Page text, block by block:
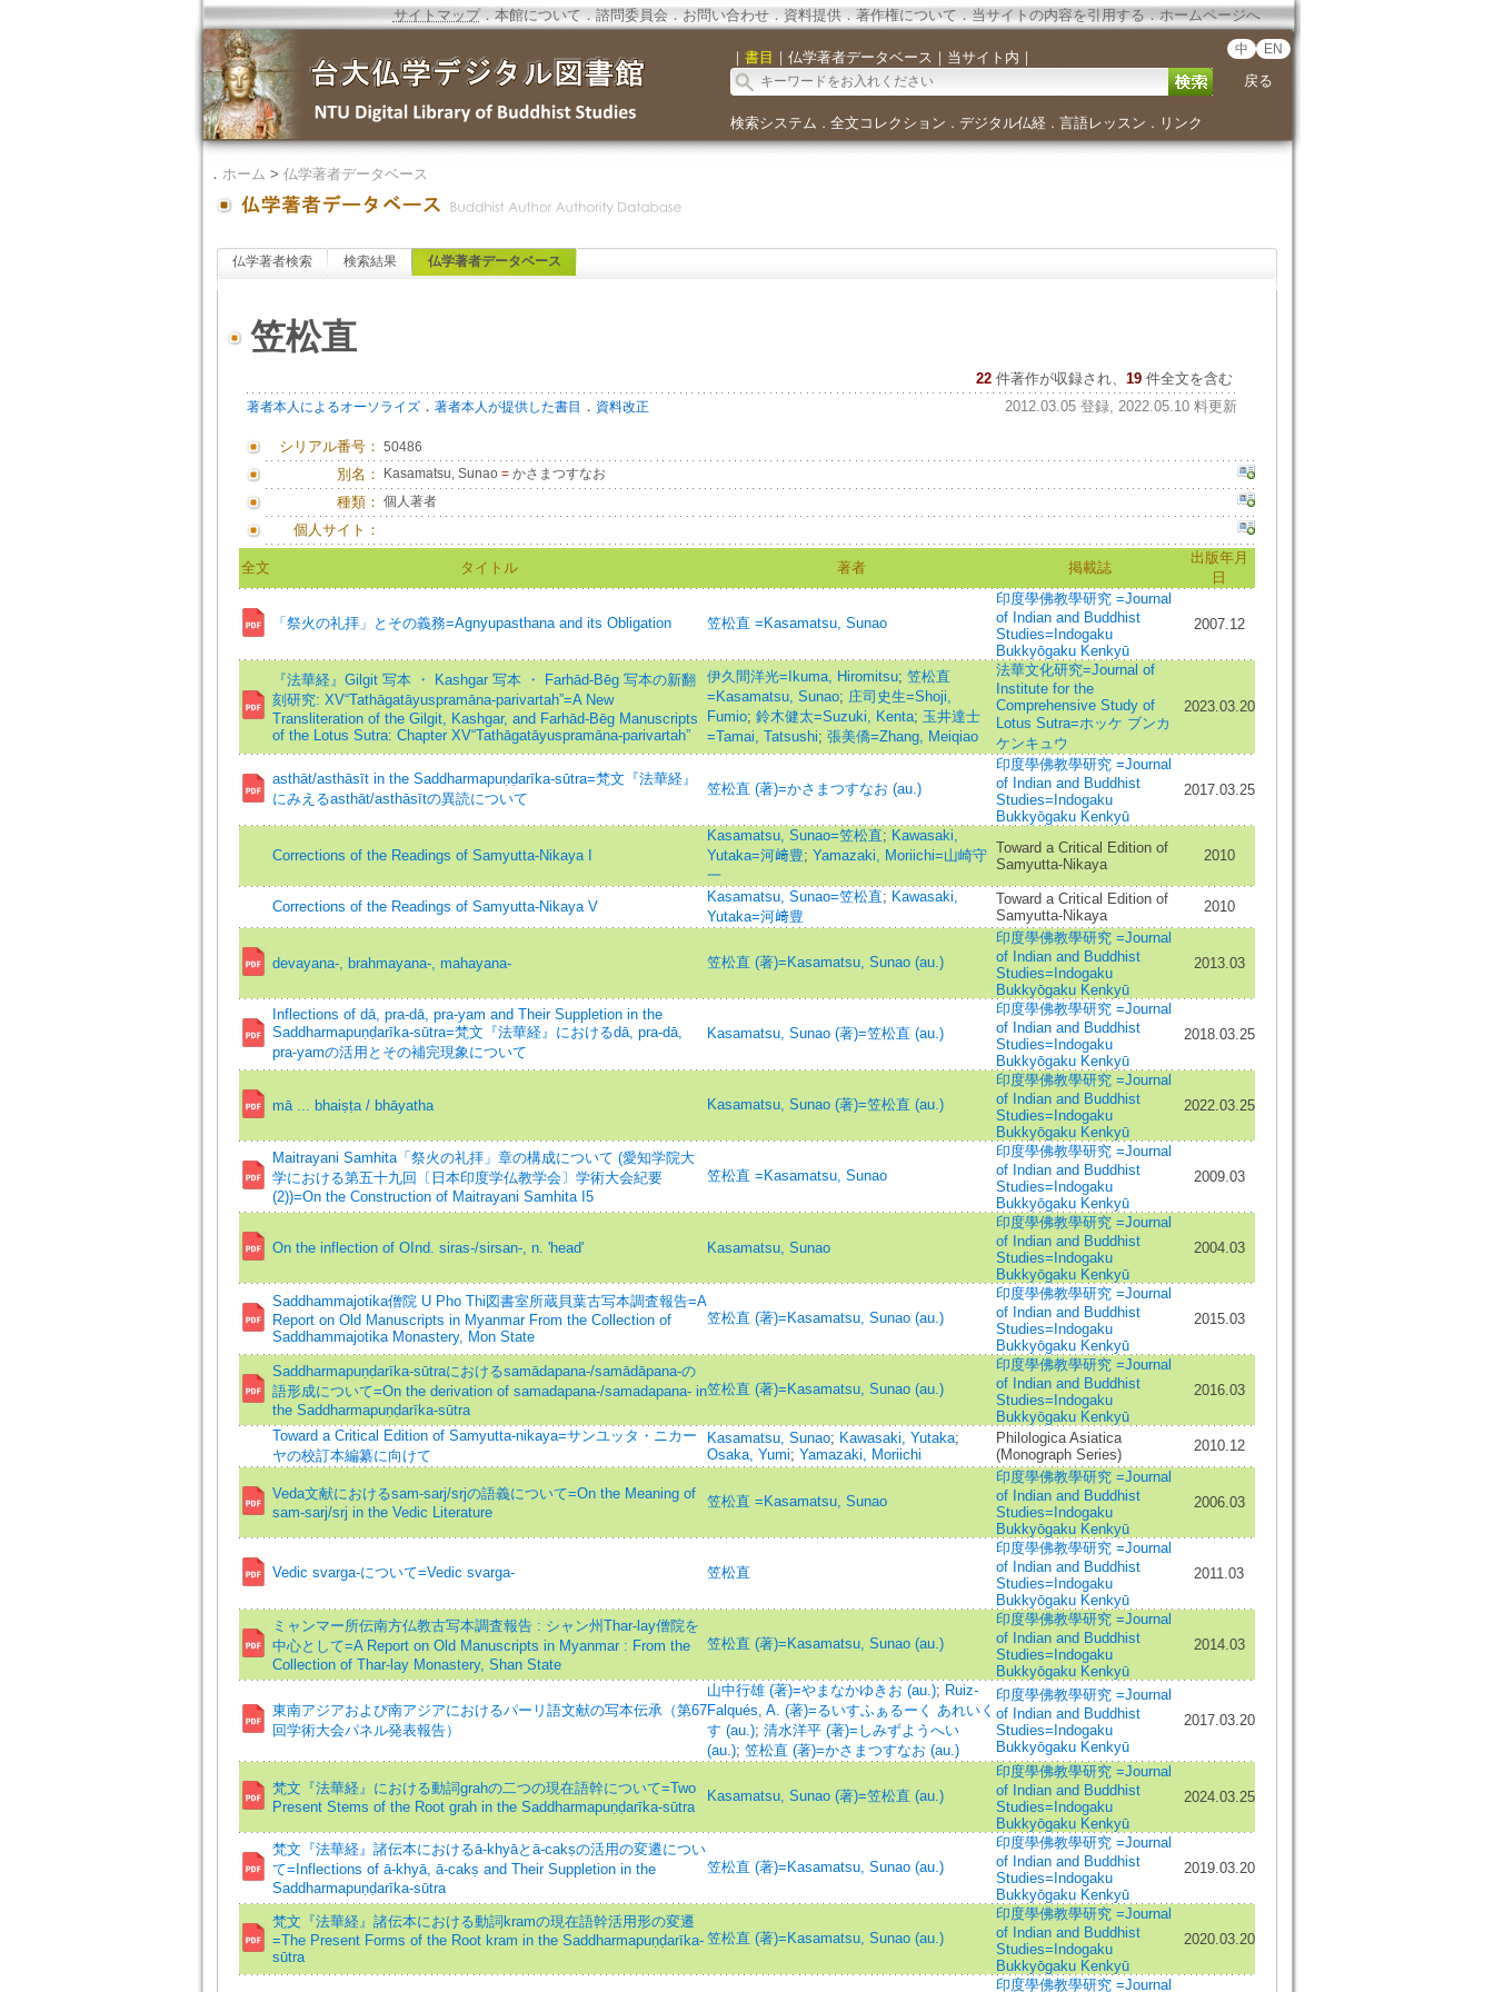
サイトマップ．本館について．諮問委員会． お問い合わせ． 資料提供．著作権について．当サイトの内容を引用する．ホームページへ
｜ 書目 ｜ 仏学著者データベース ｜ 当サイト内 ｜ 中 EN
戻る
検索システム ． 全文コレクション ． デジタル仏経． 言語レッスン ． リンク
． ホーム > 仏学著者データベース
仏学著者検索 検索結果 仏学著者データベース
笠松直
22 件著作が収録され、 19件全文を含む
著者本人によるオーソライズ． 著者本人が提供した書目 ． 資料改正 2012.03.05 登録, 2022.05.10 料更新
シリアル番号： 50486
別名： Kasamatsu, Sunao =かさまつすなお
種類： 個人著者
個人サイト：
全文 タイトル 著者 掲載誌
出版年月
日
「祭火の礼拝」とその義務=Agnyupasthana and its Obligation 笠松直 =Kasamatsu, Sunao
印度學佛教學研究 =Journal
of Indian and Buddhist
Studies=Indogaku
Bukkyōgaku Kenkyū
2007.12
『法華経』Gilgit 写本 ・ Kashgar 写本 ・ Farhād-Bēg 写本の新翻
刻研究: XV“Tathāgatāyuspramāna-parivartah”=A New
Transliteration of the Gilgit, Kashgar, and Farhād-Bēg Manuscripts
of the Lotus Sutra: Chapter XV“Tathāgatāyuspramāna-parivartah”
伊久間洋光=Ikuma, Hiromitsu; 笠松直
=Kasamatsu, Sunao; 庄司史生=Shoji,
Fumio; 鈴木健太=Suzuki, Kenta; 玉井達士
=Tamai, Tatsushi; 張美僑=Zhang, Meiqiao
法華文化研究=Journal of
Institute for the
Comprehensive Study of
Lotus Sutra=ホッケ ブンカ
ケンキュウ
2023.03.20
asthāt/asthāsīt in the Saddharmapuṇḍarīka-sūtra=梵文『法華経』
にみえるasthāt/asthāsītの異読について
笠松直 (著)=かさまつすなお (au.)
印度學佛教學研究 =Journal
of Indian and Buddhist
Studies=Indogaku
Bukkyōgaku Kenkyū
2017.03.25
Corrections of the Readings of Samyutta-Nikaya I
Kasamatsu, Sunao=笠松直; Kawasaki,
Yutaka=河﨑豊; Yamazaki, Moriichi=山崎守
一
Toward a Critical Edition of
Samyutta-Nikaya
2010
Corrections of the Readings of Samyutta-Nikaya V
Kasamatsu, Sunao=笠松直; Kawasaki,
Yutaka=河﨑豊
Toward a Critical Edition of
Samyutta-Nikaya
2010
devayana-, brahmayana-, mahayana- 笠松直 (著)=Kasamatsu, Sunao (au.)
印度學佛教學研究 =Journal
of Indian and Buddhist
Studies=Indogaku
Bukkyōgaku Kenkyū
2013.03
Inflections of dā, pra-dā, pra-yam and Their Suppletion in the
Saddharmapuṇḍarīka-sūtra=梵文『法華経』におけるdā, pra-dā,
pra-yamの活用とその補完現象について
Kasamatsu, Sunao (著)=笠松直 (au.)
印度學佛教學研究 =Journal
of Indian and Buddhist
Studies=Indogaku
Bukkyōgaku Kenkyū
2018.03.25
mā ... bhaiṣṭa / bhāyatha Kasamatsu, Sunao (著)=笠松直 (au.)
印度學佛教學研究 =Journal
of Indian and Buddhist
Studies=Indogaku
Bukkyōgaku Kenkyū
2022.03.25
Maitrayani Samhita「祭火の礼拝」章の構成について (愛知学院大
学における第五十九回〔日本印度学仏教学会〕学術大会紀要
(2))=On the Construction of Maitrayani Samhita I5
笠松直 =Kasamatsu, Sunao
印度學佛教學研究 =Journal
of Indian and Buddhist
Studies=Indogaku
Bukkyōgaku Kenkyū
2009.03
On the inflection of OInd. siras-/sirsan-, n. 'head' Kasamatsu, Sunao
印度學佛教學研究 =Journal
of Indian and Buddhist
Studies=Indogaku
Bukkyōgaku Kenkyū
2004.03
Saddhammajotika僧院 U Pho Thi図書室所蔵貝葉古写本調査報告=A
Report on Old Manuscripts in Myanmar From the Collection of
Saddhammajotika Monastery, Mon State
笠松直 (著)=Kasamatsu, Sunao (au.)
印度學佛教學研究 =Journal
of Indian and Buddhist
Studies=Indogaku
Bukkyōgaku Kenkyū
2015.03
Saddharmapuṇḍarīka-sūtraにおけるsamādapana-/samādāpana-の
語形成について=On the derivation of samadapana-/samadapana- in
the Saddharmapuṇḍarīka-sūtra
笠松直 (著)=Kasamatsu, Sunao (au.)
印度學佛教學研究 =Journal
of Indian and Buddhist
Studies=Indogaku
Bukkyōgaku Kenkyū
2016.03
Toward a Critical Edition of Samyutta-nikaya=サンユッタ・ニカー
ヤの校訂本編纂に向けて
Kasamatsu, Sunao; Kawasaki, Yutaka;
Osaka, Yumi; Yamazaki, Moriichi
Philologica Asiatica
(Monograph Series)
2010.12
Veda文献におけるsam-sarj/srjの語義について=On the Meaning of
sam-sarj/srj in the Vedic Literature
笠松直 =Kasamatsu, Sunao
印度學佛教學研究 =Journal
of Indian and Buddhist
Studies=Indogaku
Bukkyōgaku Kenkyū
2006.03
Vedic svarga-について=Vedic svarga- 笠松直
印度學佛教學研究 =Journal
of Indian and Buddhist
Studies=Indogaku
Bukkyōgaku Kenkyū
2011.03
ミャンマー所伝南方仏教古写本調査報告 : シャン州Thar-lay僧院を
中心として=A Report on Old Manuscripts in Myanmar : From the
Collection of Thar-lay Monastery, Shan State
笠松直 (著)=Kasamatsu, Sunao (au.)
印度學佛教學研究 =Journal
of Indian and Buddhist
Studies=Indogaku
Bukkyōgaku Kenkyū
2014.03
東南アジアおよび南アジアにおけるパーリ語文献の写本伝承（第67
回学術大会パネル発表報告）
山中行雄 (著)=やまなかゆきお (au.); Ruiz-
Falqués, A. (著)=るいすふぁるーく あれいく
す (au.); 清水洋平 (著)=しみずようへい
(au.); 笠松直 (著)=かさまつすなお (au.)
印度學佛教學研究 =Journal
of Indian and Buddhist
Studies=Indogaku
Bukkyōgaku Kenkyū
2017.03.20
梵文『法華経』における動詞grahの二つの現在語幹について=Two
Present Stems of the Root grah in the Saddharmapuṇḍarīka-sūtra
Kasamatsu, Sunao (著)=笠松直 (au.)
印度學佛教學研究 =Journal
of Indian and Buddhist
Studies=Indogaku
Bukkyōgaku Kenkyū
2024.03.25
梵文『法華経』諸伝本におけるā-khyāとā-cakṣの活用の変遷につい
て=Inflections of ā-khyā, ā-cakṣ and Their Suppletion in the
Saddharmapuṇḍarīka-sūtra
笠松直 (著)=Kasamatsu, Sunao (au.)
印度學佛教學研究 =Journal
of Indian and Buddhist
Studies=Indogaku
Bukkyōgaku Kenkyū
2019.03.20
梵文『法華経』諸伝本における動詞kramの現在語幹活用形の変遷
=The Present Forms of the Root kram in the Saddharmapuṇḍarīka-
sūtra
笠松直 (著)=Kasamatsu, Sunao (au.)
印度學佛教學研究 =Journal
of Indian and Buddhist
Studies=Indogaku
Bukkyōgaku Kenkyū
2020.03.20
印度學佛教學研究 =Journal